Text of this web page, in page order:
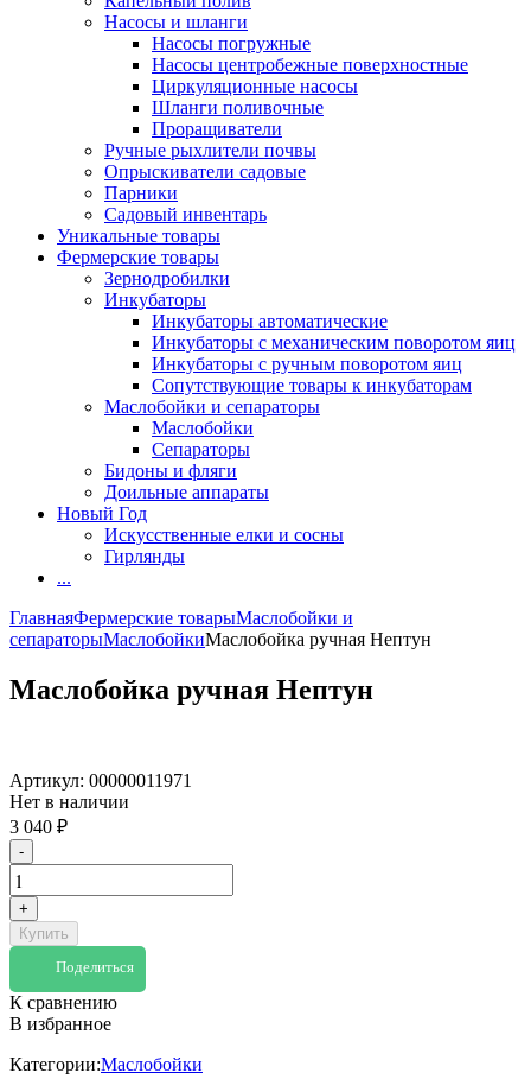
Насосы и шланги
Насосы погружные
Насосы центробежные поверхностные
Циркуляционные насосы
Шланги поливочные
Проращиватели
Ручные рыхлители почвы
Опрыскиватели садовые
Парники
Садовый инвентарь
Уникальные товары
Фермерские товары
Зернодробилки
Инкубаторы
Инкубаторы автоматические
Инкубаторы с механическим поворотом яиц
Инкубаторы с ручным поворотом яиц
Сопутствующие товары к инкубаторам
Маслобойки и сепараторы
Маслобойки
Сепараторы
Бидоны и фляги
Доильные аппараты
Новый Год
Искусственные елки и сосны
Гирлянды
...
ГлавнаяФермерские товарыМаслобойки и
сепараторыМаслобойкиМаслобойка ручная Нептун
Маслобойка ручная Нептун
Артикул: 00000011971
Нет в наличии
3 040 ₽
-
+
Купить
Поделиться
К сравнению
В избранное
Категории:Маслобойки